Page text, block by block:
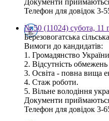
Телефон для довідок 3-
№ 50 (11024) субота, 11
Березовогатська
Вимоги до кандидатів:
1. Громадянство
2. Відсутність
3. Освіта - повна вища
4. Стаж роботи.
5. Вільне володіння
Документи приймаються
Телефон для довідок 3-